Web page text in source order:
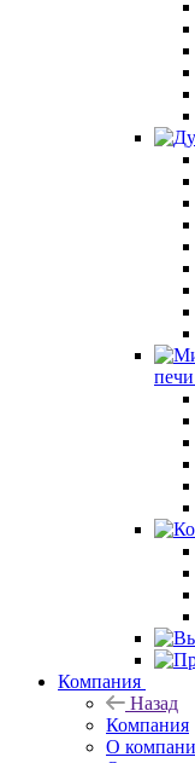
печи
Компания
Назад
Компания
О